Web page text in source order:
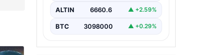
Halen çeşitli…
ALTIN 6660.6 ▲ +2.59%
BTC 3098000 ▲ +0.29%